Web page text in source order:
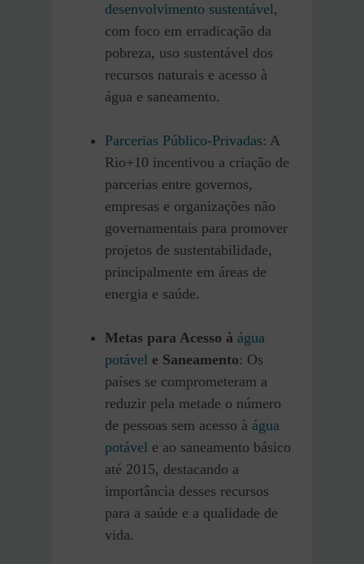
desenvolvimento sustentável,
com foco em erradicação da
pobreza, uso sustentável dos
recursos naturais e acesso à
água e saneamento.
Parcerias Público-Privadas: A
Rio+10 incentivou a criação de
parcerias entre governos,
empresas e organizações não
governamentais para promover
projetos de sustentabilidade,
principalmente em áreas de
energia e saúde.
Metas para Acesso à água
potável e Saneamento: Os
países se comprometeram a
reduzir pela metade o número
de pessoas sem acesso à água
potável e ao saneamento básico
até 2015, destacando a
importância desses recursos
para a saúde e a qualidade de
vida.